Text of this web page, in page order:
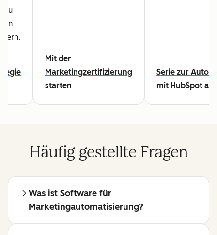
zu
Mit der
Marketingzertifizierung
starten
Serie zur
mit HubSpot
Häufig gestellte Fragen
Was ist Software für
Marketingautomatisierung?